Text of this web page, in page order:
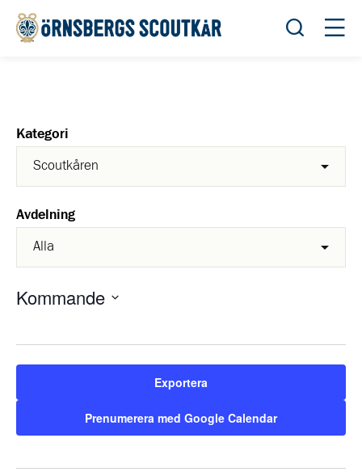
Öppna
Kategori
Avdelning
Kommande
datum.
Exportera
Prenumerera med Google Calendar